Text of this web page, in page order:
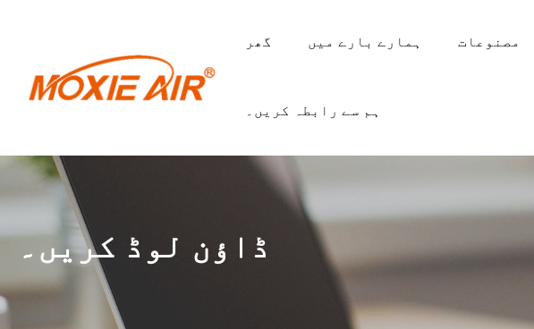
گھر ہمارے بارے میں مصنوعات
ہم سے رابطہ کریں۔
ڈاؤن لوڈ کریں۔